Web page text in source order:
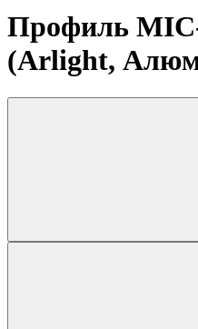
Профиль
(Arlight,